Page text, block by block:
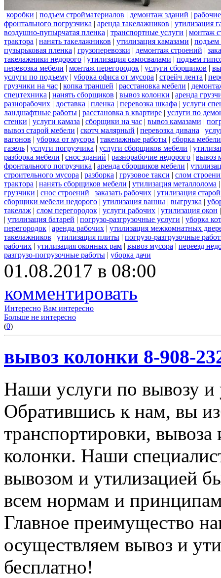
коробки | подъем стройматериалов | демонтаж зданий |
фронтального погрузчика | аренда такелажников | утилизация
воздушно-пупырчатая пленка | транспортные услуги | монтаж
трактора | нанять такелажников | утилизация камазами | подъем
пузырьковая пленка | грузоперевозки | демонтаж строений |
такелажники недорого | утилизация самосвалами | подъем
перевозка мебели | монтаж перегородок | услуги сборщиков |
услуги по подъему | уборка офиса от мусора | стрейч лента |
грузчики на час | копка траншей | расстановка мебели |
спецтехника | нанять сборщиков | вывоз колонки | аренда
разнорабочих | доставка | пленка | перевозка шкафа | услуги
ландшафтные работы | расстановка в квартире | услуги по
стенки | услуги камаза | сборщики на час | вывоз камазами |
вывоз старой мебели | скотч малярный | перевозка дивана |
вагонов | уборка от мусора | такелажные работы | сборка мебели
газель | услуги погрузчика | услуги сборщиков мебели |
разборка мебели | снос зданий | разнорабочие недорого | вывоз
фронтального погрузчика | аренда сборщиков мебели |
строительного мусора | разборка | грузовое такси | слом
трактора | нанять сборщиков мебели | утилизация металлолома
грузчики | снос строений | заказать рабочих | утилизация
сборщики мебели недорого | утилизация ванны | выгрузка |
такелаж | слом перегородок | услуги рабочих | утилизация окон
| утилизация батарей | погрузо-разгрузочные услуги | уборка
перегородок | аренда рабочих | утилизация межкомнатных
такелажников | утилизация плиты | погрузо-разгрузочные
рабочих | утилизация оконных рам | вывоз мусора | переезд
разгрузо-погрузочные работы | уборка дачи
01.08.2017 в 08:00
комментировать
Интересно Вам интересно
Больше не интересно
(0)
вывоз колонки 8-908-
Наши услуги по вывозу и
Обратившись к нам, вы
транспортировки, вывоза
колонки. Наши
вывозом и утилизацией
всем нормам и
Главное преимущество
осуществляем вывоз и
бесплатно!